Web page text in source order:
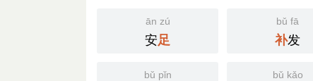
ān zú
安足
bǔ fā
补发
bǔ pǐn bǔ kǎo